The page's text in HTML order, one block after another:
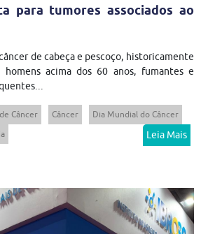
para tumores associados ao
de cabeça e pescoço, historicamente
homens acima dos 60 anos, fumantes e
Câncer Câncer
Dia Mundial do Câncer
Leia Mais